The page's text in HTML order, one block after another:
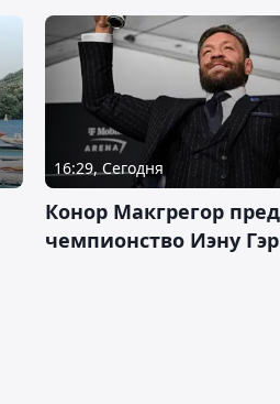
16:29, Сегодня
Конор Макгрегор
чемпионство Иэну